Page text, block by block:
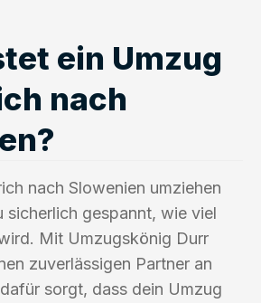
ein Umzug
nach
nach Slowenien umziehen
sicherlich gespannt, wie viel
Mit Umzugskönig Durr
zuverlässigen Partner an
sorgt, dass dein Umzug